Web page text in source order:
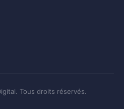
Tous droits réservés.